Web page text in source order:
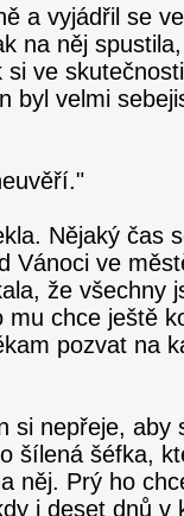
a vyjádřil se
na něj
ve
byl velmi
Nějaký čas
Vánoci ve
že všechny
chce ještě
pozvat na
si nepřeje, aby
šílená šéfka,
něj. Prý ho
i deset dnů v